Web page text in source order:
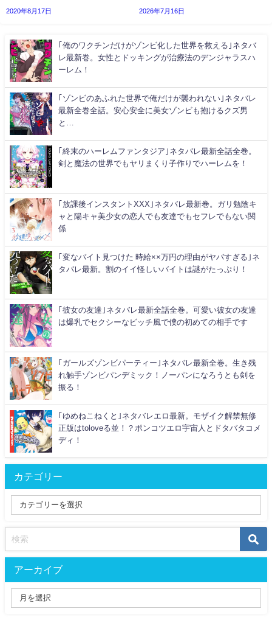
2020年8月17日 2026年7月16日
｢俺のワクチンだけがゾンビ化した世界を救える｣ネタバ
レ最新巻。女性とドッキングが治療法のデンジャラスハ
ーレム！
｢ゾンビのあふれた世界で俺だけが襲われない｣ネタバレ
最新全巻全話。安心安全に美女ゾンビも抱けるクズ男
と…
｢終末のハーレムファンタジア｣ネタバレ最新全話全巻。
剣と魔法の世界でもヤリまくり子作りでハーレムを！
｢放課後インスタントXXX｣ネタバレ最新巻。ガリ勉陰キ
ャと陽キャ美少女の恋人でも友達でもセフレでもない関
係
｢変なバイト見つけた 時給××万円の理由がヤバすぎる｣ネ
タバレ最新。割のイイ怪しいバイトは謎がたっぷり！
｢彼女の友達｣ネタバレ最新全話全巻。可愛い彼女の友達
は爆乳でセクシーなビッチ風で僕の初めての相手です
｢ガールズゾンビパーティー｣ネタバレ最新全巻。生き残
れ触手ゾンビパンデミック！ノーパンになろうとも剣を
振る！
｢ゆめねこねくと｣ネタバレエロ最新。モザイク解禁無修
正版はtoloveる並！？ポンコツエロ宇宙人とドタバタコメ
ディ！
カテゴリー
アーカイブ